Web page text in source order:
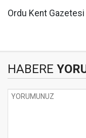
Ordu Kent
HABERE